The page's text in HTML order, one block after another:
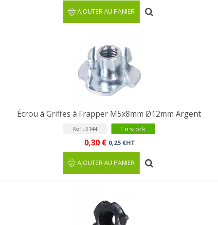
AJOUTER AU PANIER
Écrou à Griffes à Frapper M5x8mm Ø12mm Argent
Ref : 9144 En stock
0,30 € 0,25 €HT
AJOUTER AU PANIER